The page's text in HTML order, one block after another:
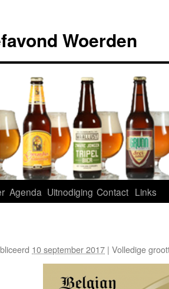
Woerden
Agenda Uitnodiging Contact Links
10 september 2017 | Volledige